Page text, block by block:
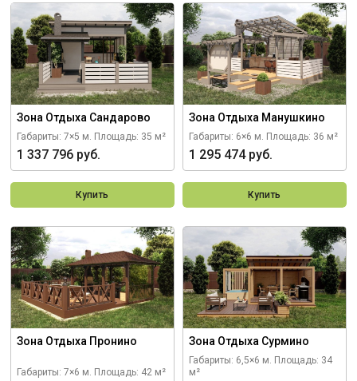
Зона Отдыха Сандарово
Габариты: 7×5 м. Площадь: 35 м²
1 337 796 руб.
Купить
Зона Отдыха Манушкино
Габариты: 6×6 м. Площадь: 36 м²
1 295 474 руб.
Купить
Зона Отдыха Пронино
Габариты: 7×6 м. Площадь: 42 м²
Зона Отдыха Сурмино
Габариты: 6,5×6 м. Площадь: 34
м²